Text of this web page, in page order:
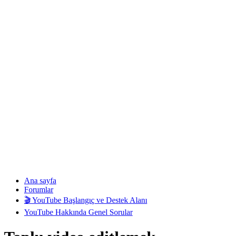
Ana sayfa
Forumlar
🎬 YouTube Başlangıç ve Destek Alanı
YouTube Hakkında Genel Sorular